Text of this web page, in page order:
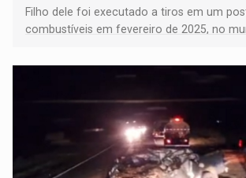
Filho dele foi executado a tiros em um
combustíveis em fevereiro de 2025, no